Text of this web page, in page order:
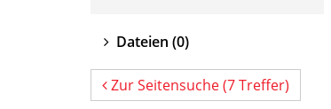
Dateien (0)
Zur Seitensuche (7 Treffer)